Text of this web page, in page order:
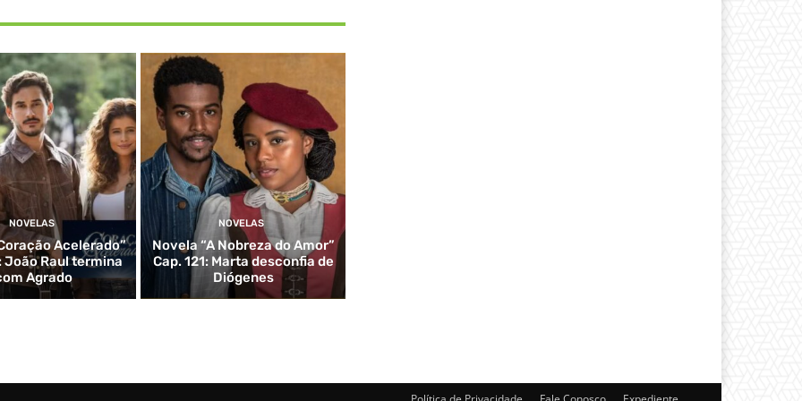
NOVELAS
Acelerado”
João Raul termina
Agrado
NOVELAS
Novela “A Nobreza do Amor”
Cap. 121: Marta desconfia de
Diógenes